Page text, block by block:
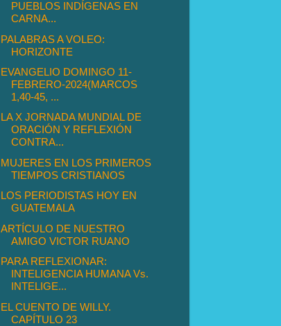
PUEBLOS INDÍGENAS EN
CARNA...
PALABRAS A VOLEO:
HORIZONTE
EVANGELIO DOMINGO 11-
FEBRERO-2024(MARCOS
1,40-45, ...
LA X JORNADA MUNDIAL DE
ORACIÓN Y REFLEXIÓN
CONTRA...
MUJERES EN LOS PRIMEROS
TIEMPOS CRISTIANOS
LOS PERIODISTAS HOY EN
GUATEMALA
ARTÍCULO DE NUESTRO
AMIGO VICTOR RUANO
PARA REFLEXIONAR:
INTELIGENCIA HUMANA Vs.
INTELIGE...
EL CUENTO DE WILLY.
CAPÍTULO 23